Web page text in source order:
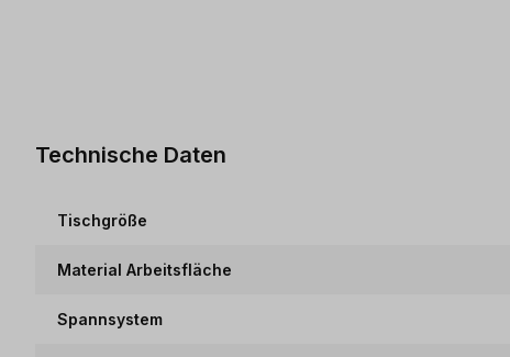
Technische Daten
Tischgröße
Material Arbeitsfläche
Spannsystem